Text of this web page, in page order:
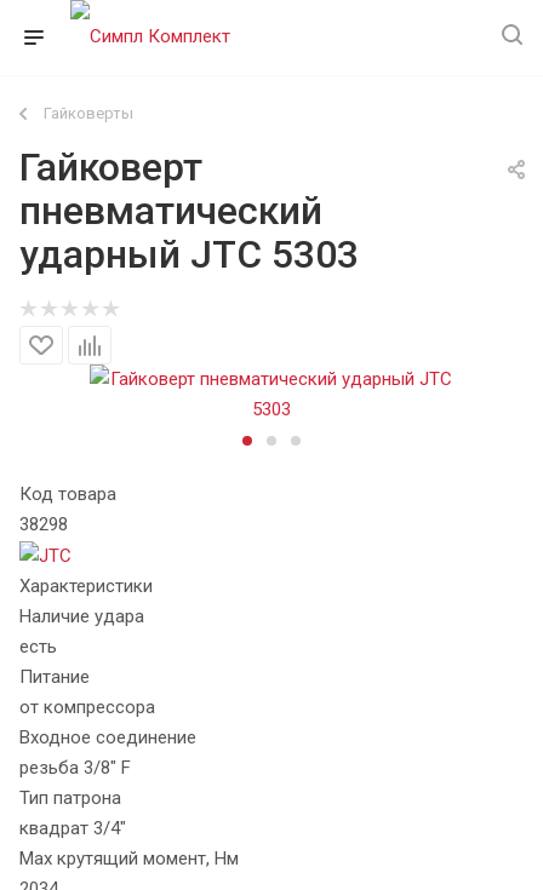
Гайковерты
Гайковерт
пневматический
ударный JTC 5303
Код товара
38298
Характеристики
Наличие удара
есть
Питание
от компрессора
Входное соединение
резьба 3/8" F
Тип патрона
квадрат 3/4"
Max крутящий момент, Нм